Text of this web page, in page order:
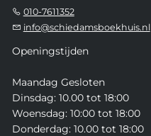
010-7611352
info@schiedamsboekhuis.nl
Openingstijden
Maandag Gesloten
Dinsdag: 10.00 tot 18:00
Woensdag: 10:00 tot 18:00
Donderdag: 10.00 tot 18:00